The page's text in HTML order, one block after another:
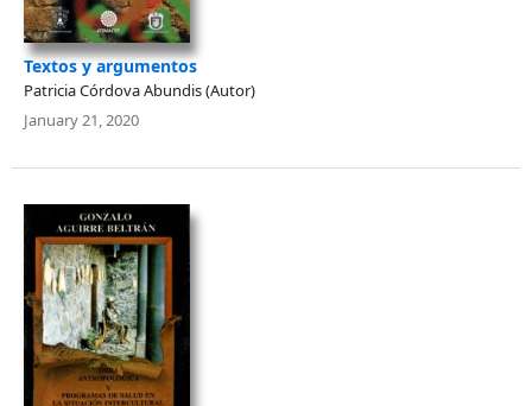
Textos y argumentos
Patricia Córdova Abundis (Autor)
January 21, 2020